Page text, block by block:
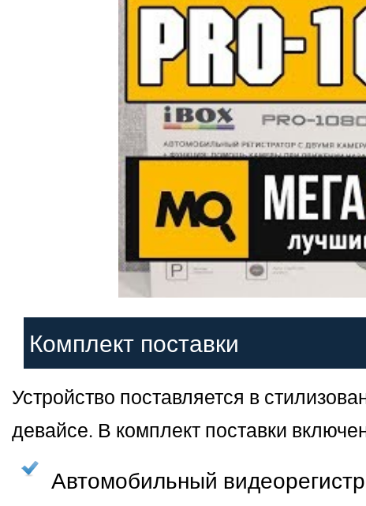
Комплект поставки
Устройство поставляется в
девайсе. В комплект поставки
Автомобильный